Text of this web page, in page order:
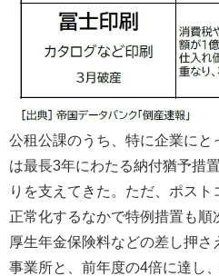
公租公課のうち、特に企業にと
は最長3年にわたる納付猶予措
りを支えてきた。ただ、ポス
正常化するなかで特例措置も順
厚生年金保険料などの差し押
事業所と、前年度の4倍に達し